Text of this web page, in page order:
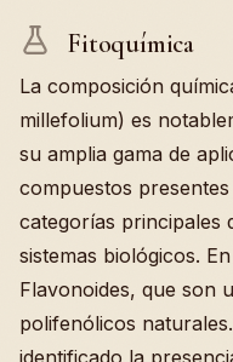
Fitoquímica
La composición
millefolium) es
su amplia gama de
compuestos
categorías principales
sistemas biológicos.
Flavonoides, que son
polifenólicos
identificado la